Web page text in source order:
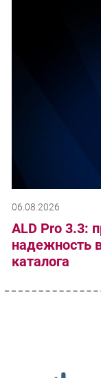
06.08.2026
ALD Pro 3.3:
надежность
каталога